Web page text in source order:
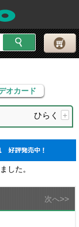
カード
オカード
ひらく +
した。
次へ>>